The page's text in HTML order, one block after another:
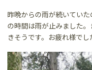
昨晩からの雨が続いてい
の時間は雨が止みました
きそうです。お疲れ様でし